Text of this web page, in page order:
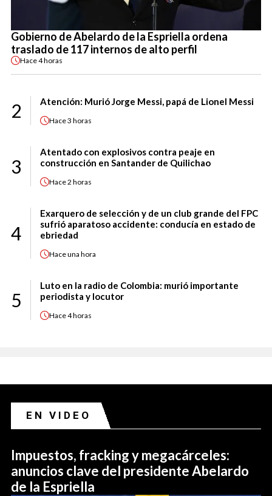
Gobierno de Abelardo de la Espriella ordena
traslado de 117 internos de alto perfil
Hace4 horas
2 Atención: Murió Jorge Messi, papá de Lionel Messi
Hace3 horas
3
Atentado con explosivos contra peaje en
construcción en Santander de Quilichao
Hace2 horas
4
Exarquero de selección y de un club grande del FPC
sufrió aparatoso accidente: conducía en estado de
ebriedad
Haceuna hora
5
Luto en la radio de Colombia: murió importante
periodista y locutor
Hace4 horas
EN VIDEO
Impuestos, fracking y megacárceles:
anuncios clave del presidente Abelardo
de la Espriella